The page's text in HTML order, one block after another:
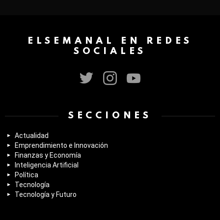
ELSEMANAL EN REDES
SOCIALES
SECCIONES
Actualidad
Emprendimiento e Innovación
Finanzas y Economía
Inteligencia Artificial
Política
Tecnología
Tecnología y Futuro